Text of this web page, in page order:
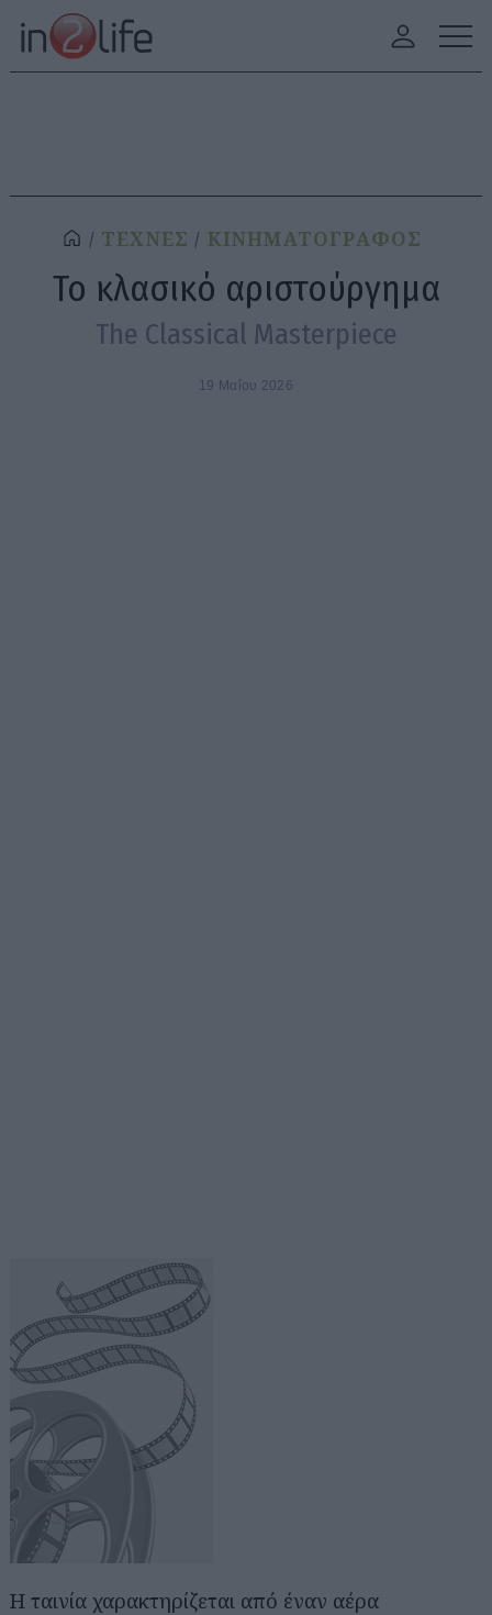
ΤΕΧΝΕΣ ΚΙΝΗΜΑΤΟΓΡΑΦΟΣ
Το κλασικό αριστούργημα
The Classical Masterpiece
19 Μαΐου 2026
Η ταινία χαρακτηρίζεται από έναν αέρα